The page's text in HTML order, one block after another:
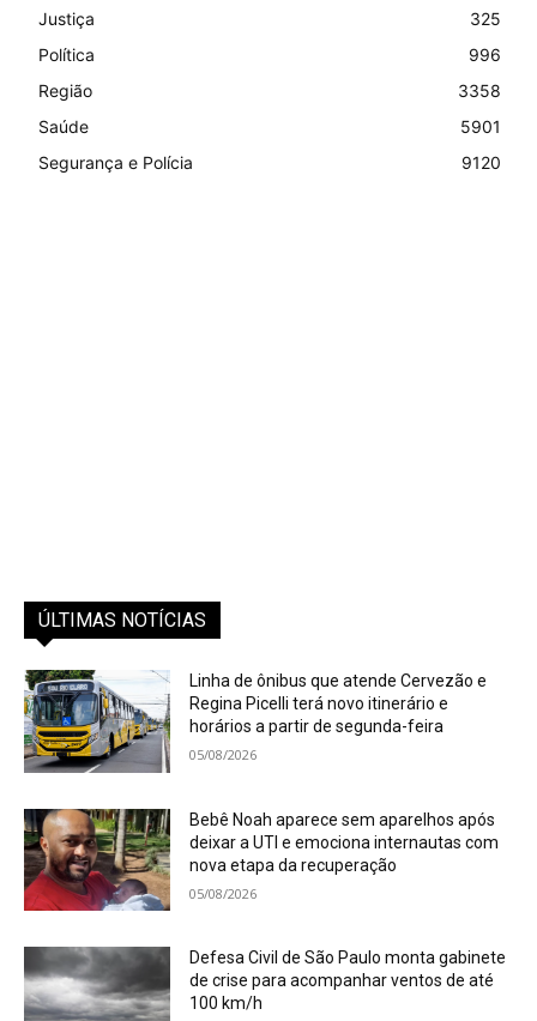
Justiça
325
Política
996
Região
3358
Saúde
5901
Segurança e Polícia
9120
ÚLTIMAS NOTÍCIAS
Linha de ônibus que atende Cervezão e
Regina Picelli terá novo itinerário e
horários a partir de segunda-feira
05/08/2026
Bebê Noah aparece sem aparelhos após
deixar a UTI e emociona internautas com
nova etapa da recuperação
05/08/2026
Defesa Civil de São Paulo monta gabinete
de crise para acompanhar ventos de até
100 km/h